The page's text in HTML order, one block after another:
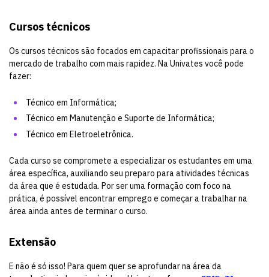
Cursos técnicos
Os cursos técnicos são focados em capacitar profissionais para o
mercado de trabalho com mais rapidez. Na Univates você pode
fazer:
Técnico em Informática;
Técnico em Manutenção e Suporte de Informática;
Técnico em Eletroeletrônica.
Cada curso se compromete a especializar os estudantes em uma
área específica, auxiliando seu preparo para atividades técnicas
da área que é estudada. Por ser uma formação com foco na
prática, é possível encontrar emprego e começar a trabalhar na
área ainda antes de terminar o curso.
Extensão
E não é só isso! Para quem quer se aprofundar na área da